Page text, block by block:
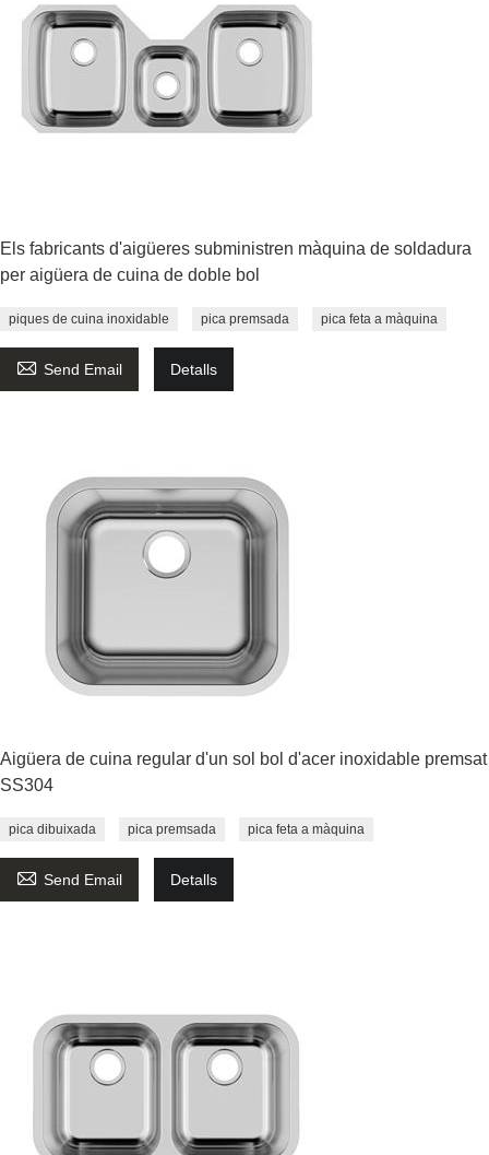
Els fabricants d'aigüeres subministren màquina de soldadura
per aigüera de cuina de doble bol
piques de cuina inoxidable pica premsada pica feta a màquina
 Send Email Detalls
Aigüera de cuina regular d'un sol bol d'acer inoxidable premsat
SS304
pica dibuixada pica premsada pica feta a màquina
 Send Email Detalls